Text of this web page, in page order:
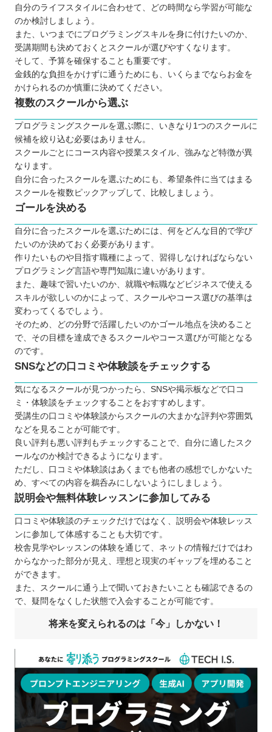
自分のライフスタイルに合わせて、どの時間なら学習が可能な
のか検討しましょう。
また、いつまでにプログラミングスキルを身に付けたいのか、
受講期間も決めておくとスクールが選びやすくなります。
そして、予算を確保することも重要です。
金銭的な負担をかけずに通うためにも、いくらまでならお金を
かけられるのか慎重に決めてください。
複数のスクールから選ぶ
プログラミングスクールを選ぶ際に、いきなり1つのスクールに
候補を絞り込む必要はありません。
スクールごとにコース内容や授業スタイル、強みなど特徴が異
なります。
自分に合ったスクールを選ぶためにも、希望条件に当てはまる
スクールを複数ピックアップして、比較しましょう。
ゴールを決める
自分に合ったスクールを選ぶためには、何をどんな目的で学び
たいのか決めておく必要があります。
作りたいものや目指す職種によって、習得しなければならない
プログラミング言語や専門知識に違いがあります。
また、趣味で習いたいのか、就職や転職などビジネスで使える
スキルが欲しいのかによって、スクールやコース選びの基準は
変わってくるでしょう。
そのため、どの分野で活躍したいのかゴール地点を決めること
で、その目標を達成できるスクールやコース選びが可能となる
のです。
SNSなどの口コミや体験談をチェックする
気になるスクールが見つかったら、SNSや掲示板などで口コ
ミ・体験談をチェックすることをおすすめします。
受講生の口コミや体験談からスクールの大まかな評判や雰囲気
などを見ることが可能です。
良い評判も悪い評判もチェックすることで、自分に適したスク
ールなのか検討できるようになります。
ただし、口コミや体験談はあくまでも他者の感想でしかないた
め、すべての内容を鵜呑みにしないようにしましょう。
説明会や無料体験レッスンに参加してみる
口コミや体験談のチェックだけではなく、説明会や体験レッス
ンに参加して体感することも大切です。
校舎見学やレッスンの体験を通じて、ネットの情報だけではわ
からなかった部分が見え、理想と現実のギャップを埋めること
ができます。
また、スクールに通う上で聞いておきたいことも確認できるの
で、疑問をなくした状態で入会することが可能です。
将来を変えられるのは「今」しかない！